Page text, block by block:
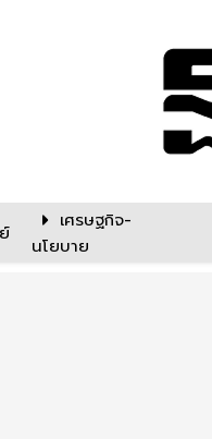
เศรษฐกิจ-
นโยบาย